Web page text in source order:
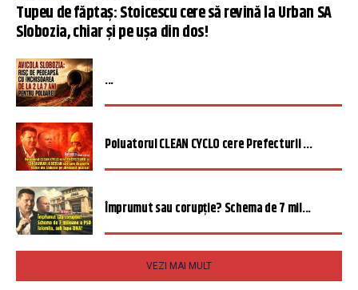
Tupeu de făptaș: Stoicescu cere să revină la Urban SA
Slobozia, chiar și pe ușa din dos!
...
Poluatorul CLEAN CYCLO cere Prefecturii ...
Împrumut sau corupție? Schema de 7 mil...
VEZI MAI MULT